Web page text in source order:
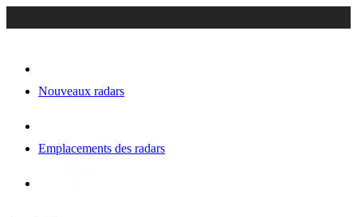
Nouveaux radars
Emplacements des radars